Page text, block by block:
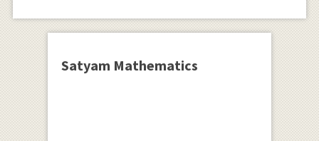
Satyam Mathematics